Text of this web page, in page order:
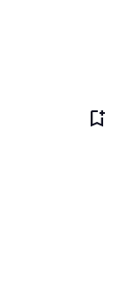
bookmark_add